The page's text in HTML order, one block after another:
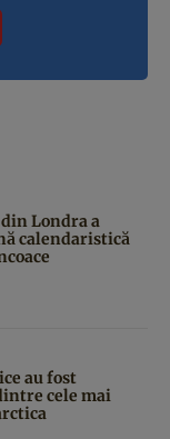
Londra a
calendaristică
au fost
cele mai